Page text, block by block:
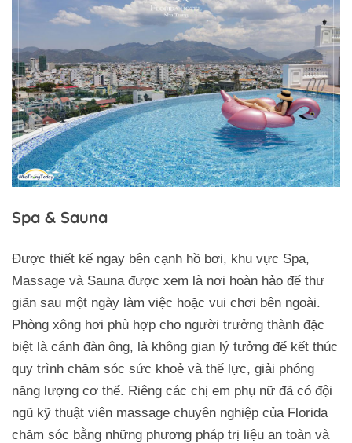
Spa & Sauna
Được thiết kế ngay bên cạnh hồ bơi, khu vực Spa,
Massage và Sauna được xem là nơi hoàn hảo để thư
giãn sau một ngày làm việc hoặc vui chơi bên ngoài.
Phòng xông hơi phù hợp cho người trưởng thành đặc
biệt là cánh đàn ông, là không gian lý tưởng để kết thúc
quy trình chăm sóc sức khoẻ và thể lực, giải phóng
năng lượng cơ thể. Riêng các chị em phụ nữ đã có đội
ngũ kỹ thuật viên massage chuyên nghiệp của Florida
chăm sóc bằng những phương pháp trị liệu an toàn và